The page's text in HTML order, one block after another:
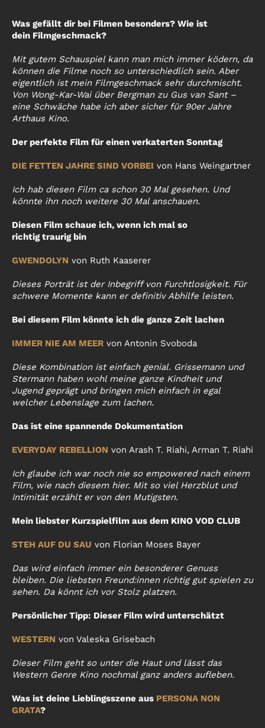
Was gefällt dir bei Filmen besonders? Wie ist
dein Filmgeschmack?
Mit gutem Schauspiel kann man mich immer ködern, da
können die Filme noch so unterschiedlich sein. Aber
eigentlich ist mein Filmgeschmack sehr durchmischt.
Von Wong-Kar-Wai über Bergman zu Gus van Sant –
eine Schwäche habe ich aber sicher für 90er Jahre
Arthaus Kino.
Der perfekte Film für einen verkaterten Sonntag
DIE FETTEN JAHRE SIND VORBEI von Hans Weingartner
Ich hab diesen Film ca schon 30 Mal gesehen. Und
könnte ihn noch weitere 30 Mal anschauen.
Diesen Film schaue ich, wenn ich mal so
richtig traurig bin
GWENDOLYN von Ruth Kaaserer
Dieses Porträt ist der Inbegriff von Furchtlosigkeit. Für
schwere Momente kann er definitiv Abhilfe leisten.
Bei diesem Film könnte ich die ganze Zeit lachen
IMMER NIE AM MEER von Antonin Svoboda
Diese Kombination ist einfach genial. Grissemann und
Stermann haben wohl meine ganze Kindheit und
Jugend geprägt und bringen mich einfach in egal
welcher Lebenslage zum lachen.
Das ist eine spannende Dokumentation
EVERYDAY REBELLION von Arash T. Riahi, Arman T. Riahi
Ich glaube ich war noch nie so empowered nach einem
Film, wie nach diesem hier. Mit so viel Herzblut und
Intimität erzählt er von den Mutigsten.
Mein liebster Kurzspielfilm aus dem KINO VOD CLUB
STEH AUF DU SAU von Florian Moses Bayer
Das wird einfach immer ein besonderer Genuss
bleiben. Die liebsten Freund:innen richtig gut spielen zu
sehen. Da könnt ich vor Stolz platzen.
Persönlicher Tipp: Dieser Film wird unterschätzt
WESTERN von Valeska Grisebach
Dieser Film geht so unter die Haut und lässt das
Western Genre Kino nochmal ganz anders aufleben.
Was ist deine Lieblingsszene aus PERSONA NON
GRATA?